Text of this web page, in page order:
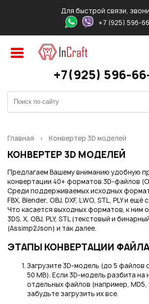
Для быстрой связи,
+7 (925) 596-
+7(925) 596-
Главная Конвертер 3D моделей
КОНВЕРТЕР 3D МОДЕЛЕЙ
Предлагаем Вашему вниманию удобную
конвертации 40+ форматов 3D-файлов
Среди поддерживаемых исходных
FBX, Blender, OBJ, DXF, LWO, STL, PLY и
Что касается выходных форматов, к ним
3DS, X, OBJ, PLY, STL (текстовый и
(Assimp2Json) и так далее.
ЭТАПЫ КОНВЕРТАЦИИ ФАЙЛА
Загрузите 3D-модель (до 5
50 MB). Если 3D-модель разбита на
отдельных файлов (например, MD5,
забудьте загрузить их все.
ОБРАТНЫЙ
Контактный телефон* :
Ваш E-mail*:
Отправить
персональных данных
ЗАКАЗ ТОВАРА В
Ваш E-mail*:
Ваш телефон*:
Нужный товар:
Отправить
Нажимая на кнопку "Отправить", вы даете
персональных данных
Авторизация
Пароль:
Запомнить меня
Забыли свой пароль?
Или войти через соц сети
ВОЙТИ ЧЕРЕЗ GOOGLE
ТОВАРА
Ваше имя*:
Ваш E-mail*:
Ваш телефон*:
Нужный товар:
Отправить
Нажимая на кнопку "Отправить", вы даете
персональных данных